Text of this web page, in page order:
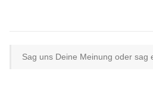
Sag uns Deine Meinung oder sag